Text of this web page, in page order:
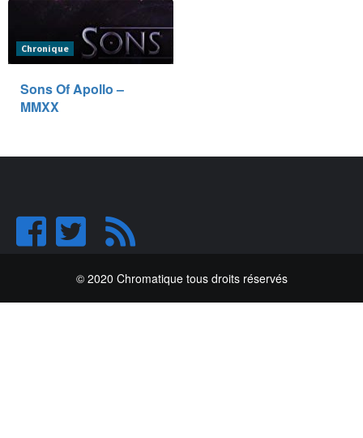
Chronique
Sons Of Apollo –
MMXX
© 2020 Chromatique tous droits réservés